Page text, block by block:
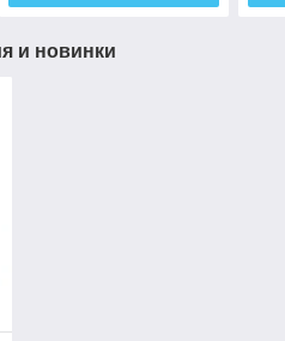
и новинки